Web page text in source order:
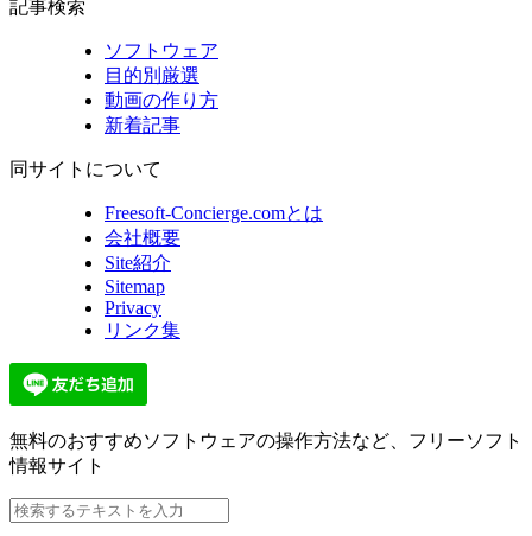
記事検索
ソフトウェア
目的別厳選
動画の作り方
新着記事
同サイトについて
Freesoft-Concierge.comとは
会社概要
Site紹介
Sitemap
Privacy
リンク集
無料のおすすめソフトウェアの操作方法など、 フリーソフト
情報サイト